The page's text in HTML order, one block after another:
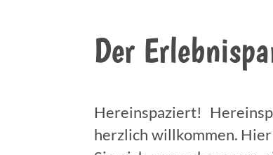
Der
Hereinspaziert!
herzlich willkommen.